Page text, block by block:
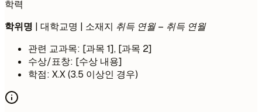
학력
학위명 | 대학교명 | 소재지 취득 연월 – 취득 연월
관련 교과목: [과목 1], [과목 2]
수상/표창: [수상 내용]
학점: X.X (3.5 이상인 경우)